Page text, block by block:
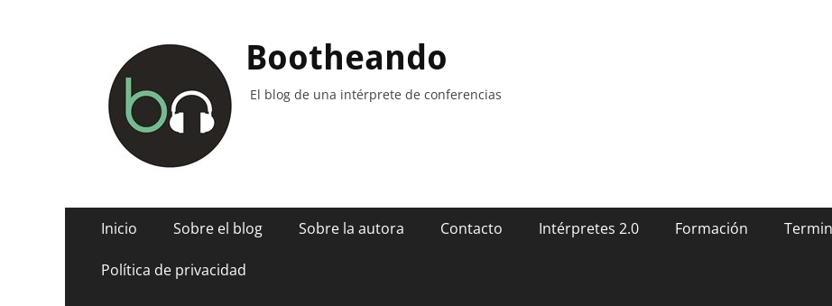
Bootheando
El blog de una intérprete de conferencias
Menú
Saltar
contenido
Inicio Sobre el blog Sobre la autora Contacto Intérpretes 2.0 Formación
Política de privacidad